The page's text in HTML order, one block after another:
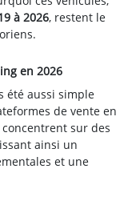
à 2026, restent le
en 2026
été aussi simple
de vente en
sur des
ainsi un
et une